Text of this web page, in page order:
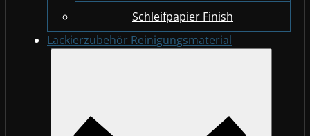
Schleifpapier Finish
Lackierzubehör Reinigungsmaterial